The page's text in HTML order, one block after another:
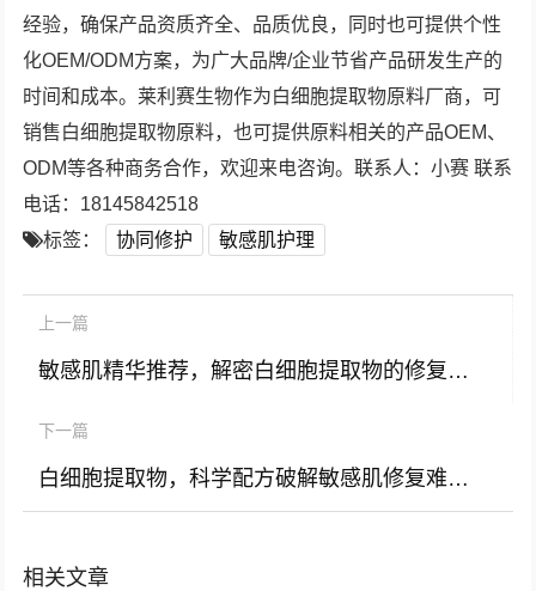
经验，确保产品资质齐全、品质优良，同时也可提供个性
化OEM/ODM方案，为广大品牌/企业节省产品研发生产的
时间和成本。莱利赛生物作为白细胞提取物原料厂商，可
销售白细胞提取物原料，也可提供原料相关的产品OEM、
ODM等各种商务合作，欢迎来电咨询。联系人：小赛 联系
电话：18145842518
标签：
协同修护 敏感肌护理
上一篇
敏感肌精华推荐，解密白细胞提取物的修复力与原料优势
下一篇
白细胞提取物，科学配方破解敏感肌修复难题 从屏障重建到长效舒缓，探索敏感肌护理新方案）
相关文章